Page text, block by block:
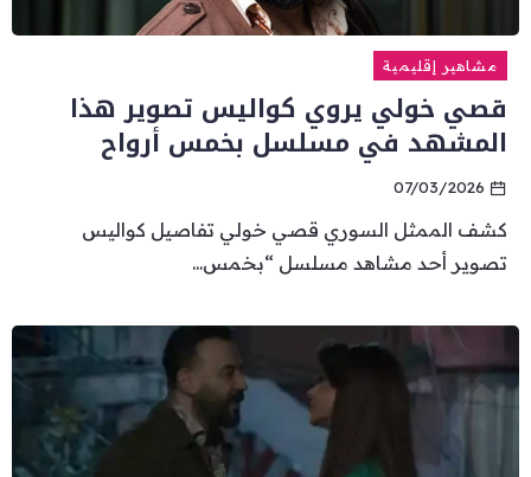
مشاهير إقليمية
قصي خولي يروي كواليس تصوير هذا
المشهد في مسلسل بخمس أرواح
07/03/2026
كشف الممثل السوري قصي خولي تفاصيل كواليس
تصوير أحد مشاهد مسلسل “بخمس...